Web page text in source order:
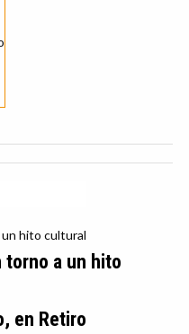
torno a un hito
en Retiro